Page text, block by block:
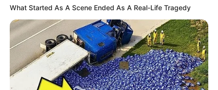
(foto: instagram/ibnuwardani)
What Started As A Scene Ended As A Real-Life Tragedy